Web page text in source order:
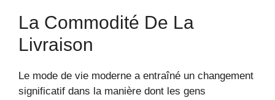
La Commodité De La
Livraison
Le mode de vie moderne a entraîné un changement
significatif dans la manière dont les gens